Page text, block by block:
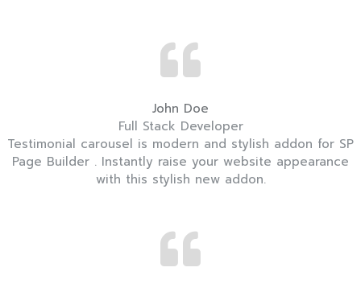
John Doe
Full Stack Developer
Testimonial carousel is modern and stylish addon for SP
Page Builder . Instantly raise your website appearance
with this stylish new addon.